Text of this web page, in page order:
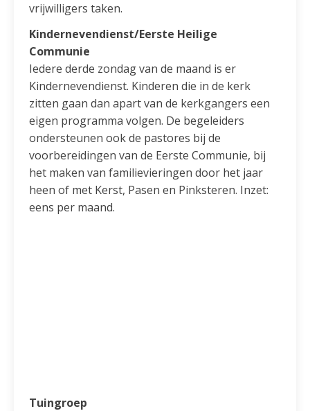
vrijwilligers taken.
Kindernevendienst/Eerste Heilige
Communie
Iedere derde zondag van de maand is er
Kindernevendienst. Kinderen die in de kerk
zitten gaan dan apart van de kerkgangers een
eigen programma volgen. De begeleiders
ondersteunen ook de pastores bij de
voorbereidingen van de Eerste Communie, bij
het maken van familievieringen door het jaar
heen of met Kerst, Pasen en Pinksteren. Inzet:
eens per maand.
Tuingroep